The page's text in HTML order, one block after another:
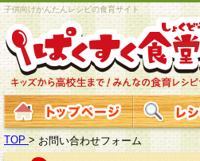
子供向けかんたんレシピの食育サイト
TOP > お問い合わせフォーム